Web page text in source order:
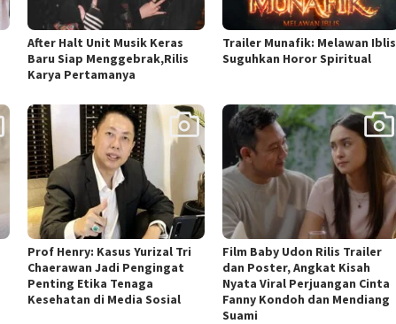
After Halt Unit Musik Keras
Baru Siap Menggebrak,Rilis
Karya Pertamanya
Trailer Munafik: Melawan Iblis
Suguhkan Horor Spiritual
Prof Henry: Kasus Yurizal Tri
Chaerawan Jadi Pengingat
Penting Etika Tenaga
Kesehatan di Media Sosial
Film Baby Udon Rilis Trailer
dan Poster, Angkat Kisah
Nyata Viral Perjuangan Cinta
Fanny Kondoh dan Mendiang
Suami